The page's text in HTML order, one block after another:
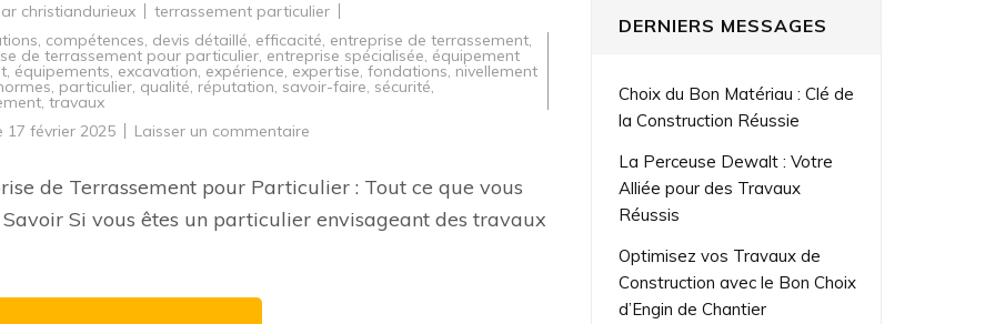
christiandurieux
terrassement particulier
, compétences, devis détaillé, efficacité, entreprise de terrassement,
de terrassement pour particulier, entreprise spécialisée, équipement
, équipements, excavation, expérience, expertise, fondations, nivellement
, particulier, qualité, réputation, savoir-faire, sécurité,
, travaux
17 février 2025 Laisser un commentaire
Bonne
Entreprise
Terrassement
de Terrassement pour Particulier : Tout ce que vous
Si vous êtes un particulier envisageant des travaux
DERNIERS MESSAGES
Choix du Bon Matériau : Clé de
la Construction Réussie
La Perceuse Dewalt : Votre
Alliée pour des Travaux
Réussis
Optimisez vos Travaux de
Construction avec le Bon Choix
d’Engin de Chantier